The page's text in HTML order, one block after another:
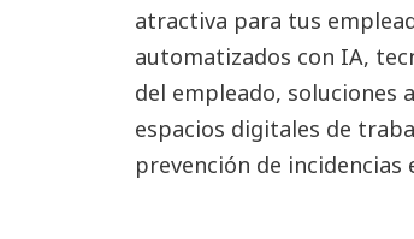
atractiva para tus
automatizados con IA,
del empleado, soluciones
espacios digitales de
prevención de incidencias